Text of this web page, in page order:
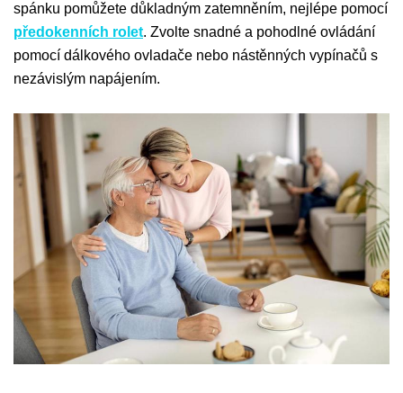
spánku pomůžete důkladným zatemněním, nejlépe pomocí
předokenních rolet. Zvolte snadné a pohodlné ovládání
pomocí dálkového ovladače nebo nástěnných vypínačů s
nezávislým napájením.